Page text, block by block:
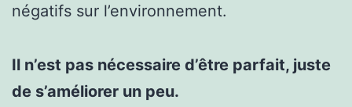
négatifs sur l’environnement.
Il n’est pas nécessaire d’être parfait, juste
de s’améliorer un peu.